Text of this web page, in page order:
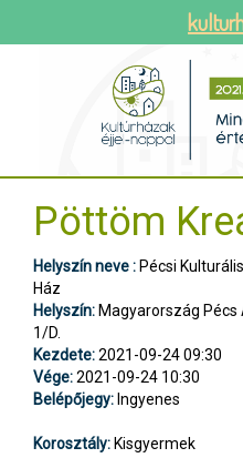
Pöttöm
Helyszín neve : Pécsi
Ház
Helyszín: Magyarország
1/D.
Kezdete:2021-09-24 09:30
Vége:2021-09-24 10:30
Belépőjegy: Ingyenes
Korosztály: Kisgyermek